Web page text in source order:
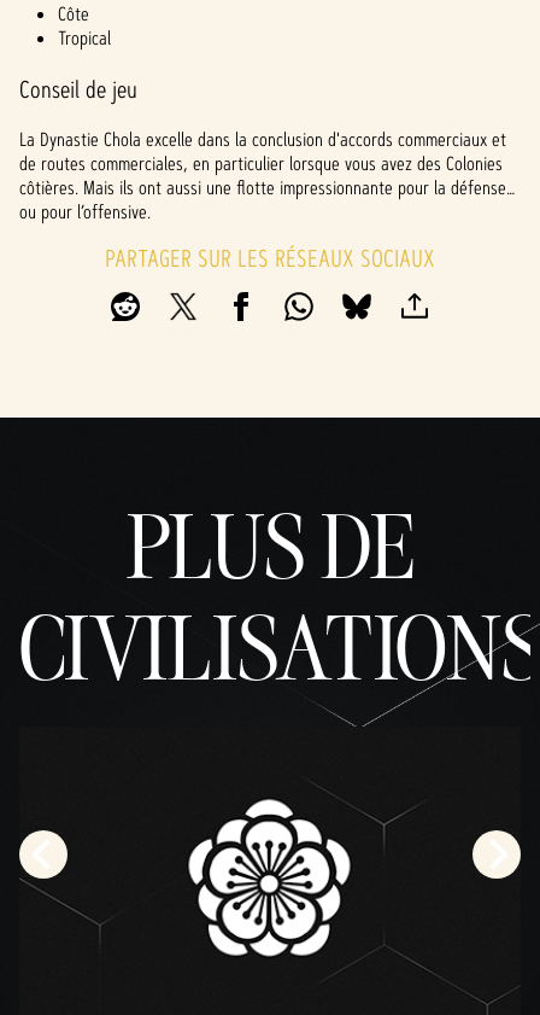
Côte
Tropical
Conseil de jeu
La Dynastie Chola excelle dans la conclusion d'accords commerciaux et
de routes commerciales, en particulier lorsque vous avez des Colonies
côtières. Mais ils ont aussi une flotte impressionnante pour la défense…
ou pour l’offensive.
PARTAGER SUR LES RÉSEAUX SOCIAUX
PLUS DE